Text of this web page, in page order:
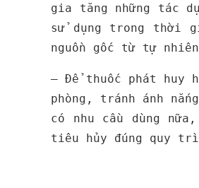
gia tăng những tác
sử dụng trong thời
nguồn gốc từ tự
– Để thuốc phát huy
phòng, tránh ánh
có nhu cầu dùng
tiêu hủy đúng quy